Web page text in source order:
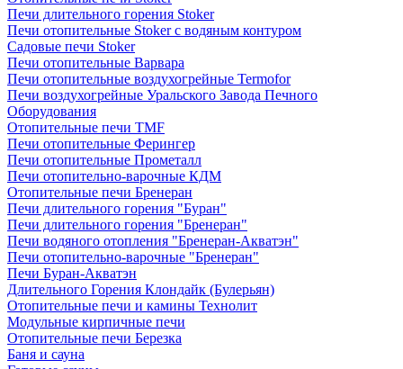
Печи длительного горения Stoker
Печи отопительные Stoker с водяным контуром
Садовые печи Stoker
Печи отопительные Варвара
Печи отопительные воздухогрейные Termofor
Печи воздухогрейные Уральского Завода Печного
Оборудования
Отопительные печи TMF
Печи отопительные Ферингер
Печи отопительные Прометалл
Печи отопительно-варочные КДМ
Отопительные печи Бренеран
Печи длительного горения "Буран"
Печи длительного горения "Бренеран"
Печи водяного отопления "Бренеран-Акватэн"
Печи отопительно-варочные "Бренеран"
Печи Буран-Акватэн
Длительного Горения Клондайк (Булерьян)
Отопительные печи и камины Технолит
Модульные кирпичные печи
Отопительные печи Березка
Баня и сауна